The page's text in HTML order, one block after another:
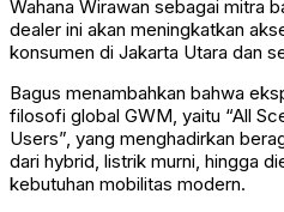
Wahana Wirawan sebagai mitra
dealer ini akan meningkatkan
konsumen di Jakarta Utara dan
Bagus menambahkan bahwa
filosofi global GWM, yaitu “All
Users”, yang menghadirkan
dari hybrid, listrik murni, hingga
kebutuhan mobilitas modern.